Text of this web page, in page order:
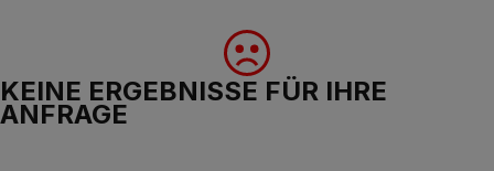
KEINE ERGEBNISSE FÜR IHRE
ANFRAGE